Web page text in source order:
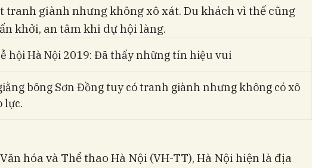
tranh giành nhưng không xô xát. Du khách vì thế cũng
khởi, an tâm khi dự hội làng.
bông Sơn Đồng tuy có tranh giành nhưng không có xô
lực.
hóa và Thể thao Hà Nội (VH-TT), Hà Nội hiện là địa